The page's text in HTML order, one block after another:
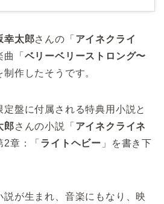
幸太郎さんの「 アイネクライ
「 ベリーベリーストロング〜
制作したそうです。
定盤に付属される特典用小説と
郎さんの小説「 アイネクライネ
2章：「 ライトヘビー 」を書き下
説が生まれ、音楽にもなり、映